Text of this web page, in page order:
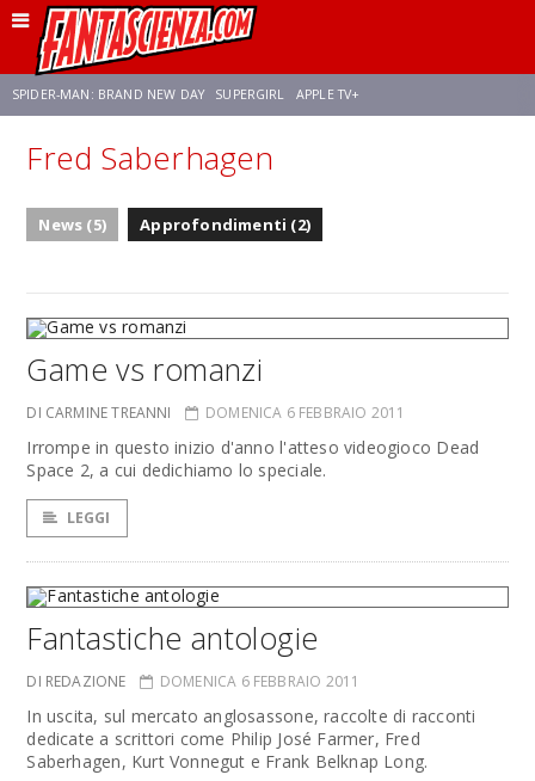
SPIDER-MAN: BRAND NEW DAY SUPERGIRL APPLE TV+
FRANCO RICCIARDIELLO ZENDAYA STAR TREK
Fred Saberhagen
News (5) Approfondimenti (2)
Game vs romanzi
DI CARMINE TREANNI DOMENICA 6 FEBBRAIO 2011
Irrompe in questo inizio d'anno l'atteso videogioco Dead
Space 2, a cui dedichiamo lo speciale.
LEGGI
Fantastiche antologie
DI REDAZIONE DOMENICA 6 FEBBRAIO 2011
In uscita, sul mercato anglosassone, raccolte di racconti
dedicate a scrittori come Philip José Farmer, Fred
Saberhagen, Kurt Vonnegut e Frank Belknap Long.